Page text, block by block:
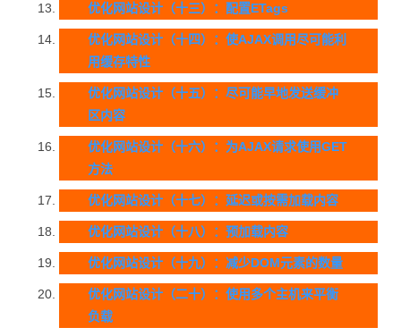
优化网站设计（十三）：配置ETags
优化网站设计（十四）：使AJAX调用尽可能利
用缓存特性
优化网站设计（十五）：尽可能早地发送缓冲
区内容
优化网站设计（十六）：为AJAX请求使用GET
方法
优化网站设计（十七）：延迟或按需加载内容
优化网站设计（十八）：预加载内容
优化网站设计（十九）：减少DOM元素的数量
优化网站设计（二十）：使用多个主机来平衡
负载